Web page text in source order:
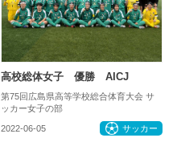
高校総体女子 優勝 AICJ
第75回広島県高等学校総合体育大会 サ
ッカー女子の部
2022-06-05 サッカー